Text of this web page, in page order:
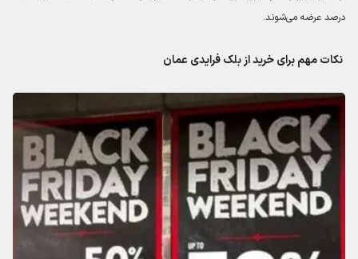
درصد عرضه می‌شوند.
نکات مهم برای خرید از بلک فرایدی عمان